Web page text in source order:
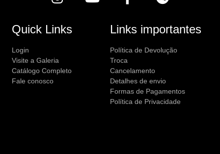
Quick Links
Login
Visite a Galeria
Catálogo Completo
Fale conosco
Links importantes
Política de Devolução
Troca
Cancelamento
Detalhes de envio
Formas de Pagamentos
Política de Privacidade